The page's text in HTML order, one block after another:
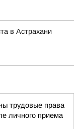
в Астрахани
трудовые права
личного приема